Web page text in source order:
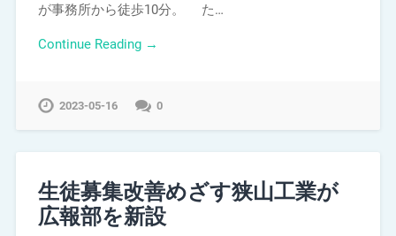
が事務所から徒歩10分。 た…
Continue Reading →
2023-05-16 0
生徒募集改善めざす狭山工業が
広報部を新設